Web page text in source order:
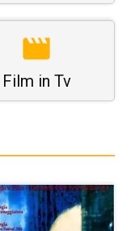
Film in Tv